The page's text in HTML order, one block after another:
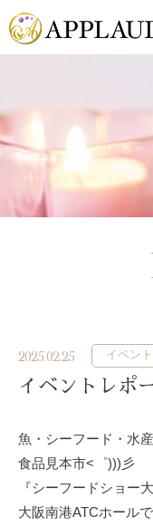
2025.02.25 イベン
イベントレポ
魚・シーフード・水
食品見本市<゜)))彡
『シーフードショー大
大阪南港ATCホール